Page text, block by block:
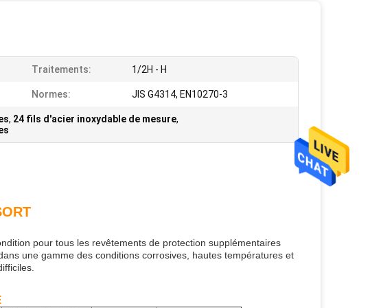
Traitements: 1/2H - H
Normes: JIS G4314, EN10270-3
, 24 fils d'acier inoxydable de mesure,
pour tous les revêtements de protection supplémentaires
une gamme des conditions corrosives, hautes températures et